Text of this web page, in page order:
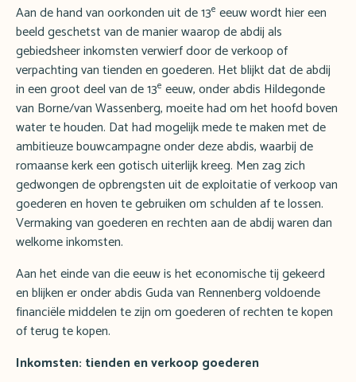
Aan de hand van oorkonden uit de 13e eeuw wordt hier een
beeld geschetst van de manier waarop de abdij als
gebiedsheer inkomsten verwierf door de verkoop of
verpachting van tienden en goederen. Het blijkt dat de abdij
in een groot deel van de 13e eeuw, onder abdis Hildegonde
van Borne/van Wassenberg, moeite had om het hoofd boven
water te houden. Dat had mogelijk mede te maken met de
ambitieuze bouwcampagne onder deze abdis, waarbij de
romaanse kerk een gotisch uiterlijk kreeg. Men zag zich
gedwongen de opbrengsten uit de exploitatie of verkoop van
goederen en hoven te gebruiken om schulden af te lossen.
Vermaking van goederen en rechten aan de abdij waren dan
welkome inkomsten.
Aan het einde van die eeuw is het economische tij gekeerd
en blijken er onder abdis Guda van Rennenberg voldoende
financiële middelen te zijn om goederen of rechten te kopen
of terug te kopen.
Inkomsten: tienden en verkoop goederen